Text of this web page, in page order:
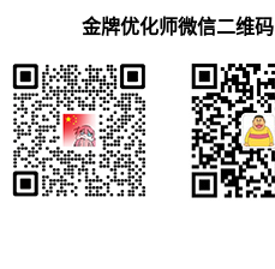
金牌优化师微信二维码